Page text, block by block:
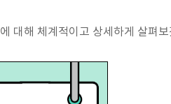
에 대해 체계적이고 상세하게 살펴